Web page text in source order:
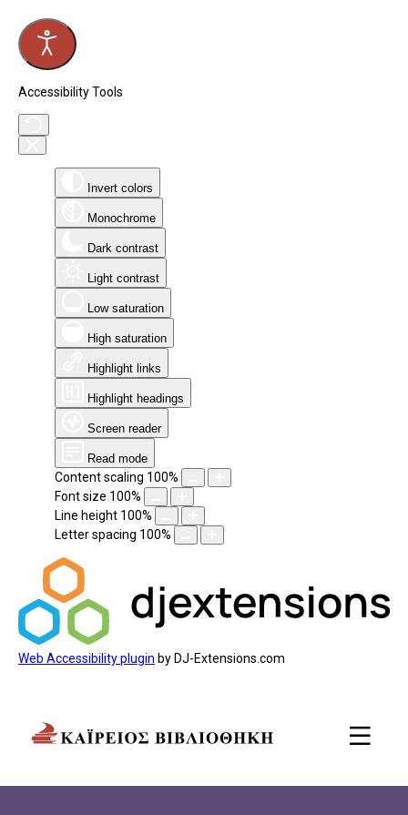
Accessibility Tools
Invert colors
Monochrome
Dark contrast
Light contrast
Low saturation
High saturation
Highlight links
Highlight headings
Screen reader
Read mode
Content scaling 100%
Font size 100%
Line height 100%
Letter spacing 100%
Web Accessibility plugin by DJ-Extensions.com